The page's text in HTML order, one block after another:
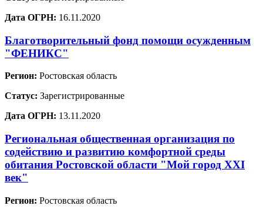
Дата ОГРН: 16.11.2020
Благотворительный фонд помощи осужденным
"ФЕНИКС"
Регион: Ростовская область
Статус: Зарегистрированные
Дата ОГРН: 13.11.2020
Региональная общественная организация по
содействию и развитию комфортной среды
обитания Ростовской области "Мой город XXI
век"
Регион: Ростовская область